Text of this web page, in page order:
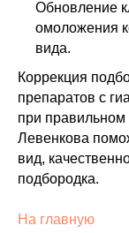
Обновление
омоложения
вида.
Коррекция
препаратов с
при правильном
Левенкова
вид,
подбородка.
На главную